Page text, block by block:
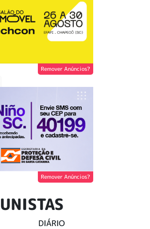
Remover Anúncios?
Remover Anúncios?
DIÁRIO